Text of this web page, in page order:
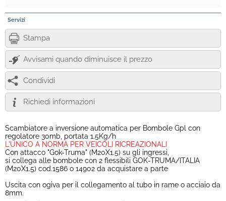
Servizi
Stampa
Avvisami quando diminuisce il prezzo
Condividi
Richiedi informazioni
Scambiatore a inversione automatica per Bombole Gpl con
regolatore 30mb, portata 1.5Kg/h
L'UNICO A NORMA PER VEICOLI RICREAZIONALI
Con attacco "Gok-Truma" (M20X1.5) su gli ingressi,
si collega alle bombole con 2 flessibili GOK-TRUMA/ITALIA
(M20X1.5) cod.1586 o 14902 da acquistare a parte
Uscita con ogiva per il collegamento al tubo in rame o acciaio da
8mm.